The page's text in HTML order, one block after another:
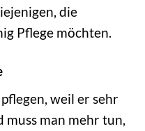
die
Pflege möchten.
weil er sehr
muss man mehr tun,